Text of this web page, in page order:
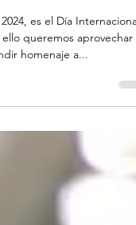
de la educación:
el mundo.
es el Día Internacional
queremos aprovechar